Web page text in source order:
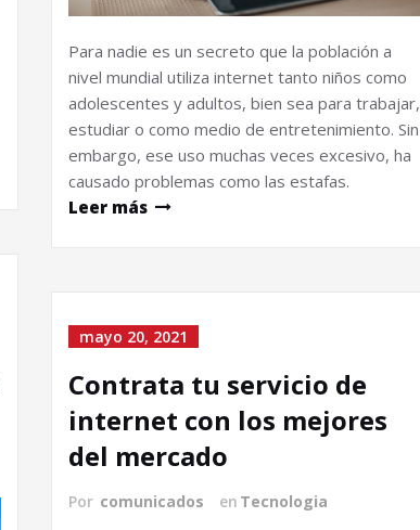
Para nadie es un secreto que la población a
nivel mundial utiliza internet tanto niños como
adolescentes y adultos, bien sea para trabajar,
estudiar o como medio de entretenimiento. Sin
embargo, ese uso muchas veces excesivo, ha
causado problemas como las estafas.
Leer más
mayo 20, 2021
Contrata tu servicio de
internet con los mejores
del mercado
Por comunicados en Tecnologia